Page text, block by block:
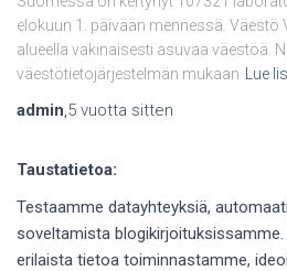
elokuun 1. päivään mennessä. Väestö
alueella vakinaisesti asuvaa väestöä.
väestötietojärjestelmän mukaan
Lue
admin,5 vuotta sitten
Taustatietoa:
Testaamme datayhteyksiä,
soveltamista
erilaista tietoa toiminnastamme,